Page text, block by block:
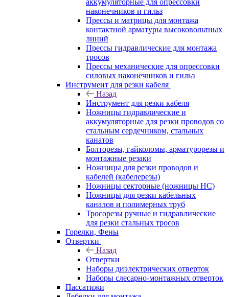
аккумуляторные для опрессовки
наконечников и гильз
Прессы и матрицы для монтажа
контактной арматуры высоковольтных
линий
Прессы гидравлические для монтажа
тросов
Прессы механические для опрессовки
силовых наконечников и гильз
Инструмент для резки кабеля
Назад
Инструмент для резки кабеля
Ножницы гидравлические и
аккумуляторные для резки проводов со
стальным сердечником, стальных
канатов
Болторезы, гайколомы, арматурорезы и
монтажные резаки
Ножницы для резки проводов и
кабелей (кабелерезы)
Ножницы секторные (ножницы НС)
Ножницы для резки кабельных
каналов и полимерных труб
Тросорезы ручные и гидравлические
для резки стальных тросов
Горелки, Фены
Отвертки
Назад
Отвертки
Наборы диэлектрических отверток
Наборы слесарно-монтажных отверток
Пассатижи